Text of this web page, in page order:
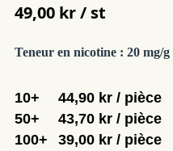
49,00 kr / st
Teneur en nicotine : 20 mg/g
10+
44,90 kr / pièce
50+
43,70 kr / pièce
100+
39,00 kr / pièce